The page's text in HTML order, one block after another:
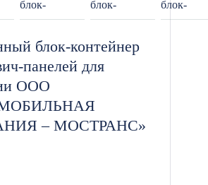
блок-контейнер
панелей для
ООО
– МОСТРАНС»